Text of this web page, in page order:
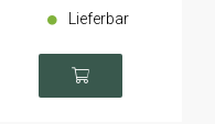
Lieferbar